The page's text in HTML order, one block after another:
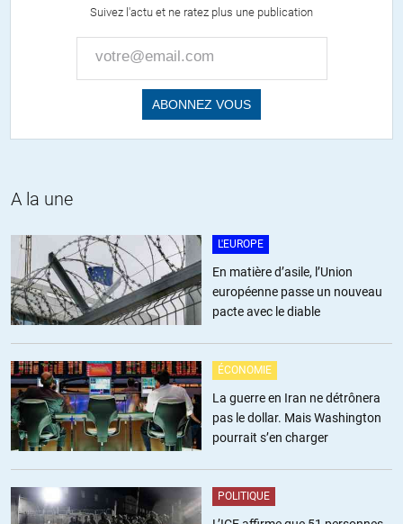
Parlant. Et quels sont les comptes détaillés de campagne (fonds
récoltés, dépenses publicitaires,…) ? Là aussi, me semble-t-il, les
écarts sont importants.
ALERTER
Vous pouvez trouver tous les chiffres ici (pour les fonds récoltés) :
+6 ALERTER
Eric//14.11.2016 à 03h15
« Comme ils se sentent obligés d’expliquer aux lecteurs comment
voter (une certaine idée de “l’information”, donc…), voici la synthèse
(j’ai pondéré par le tirage) : »
Pardon mais nombre de journaux publient simplement le choix
politique de la rédaction.
se prétend neutre alors que c’est faux.
Suivez l'actu et ne ratez plus une publication
A la une
L'EUROPE
En matière d’asile, l’Union
européenne passe un nouveau
pacte avec le diable
ÉCONOMIE
La guerre en Iran ne détrônera
pas le dollar. Mais Washington
pourrait s’en charger
POLITIQUE